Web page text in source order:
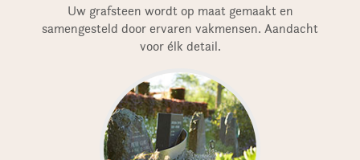
Uw grafsteen wordt op maat gemaakt en
samengesteld door ervaren vakmensen. Aandacht
voor élk detail.